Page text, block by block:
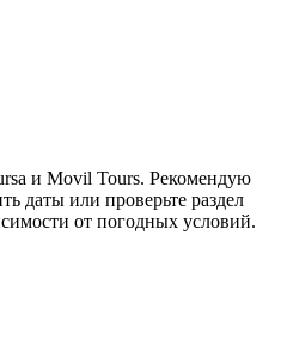
и Movil Tours. Рекомендую
даты или проверьте раздел
от погодных условий.